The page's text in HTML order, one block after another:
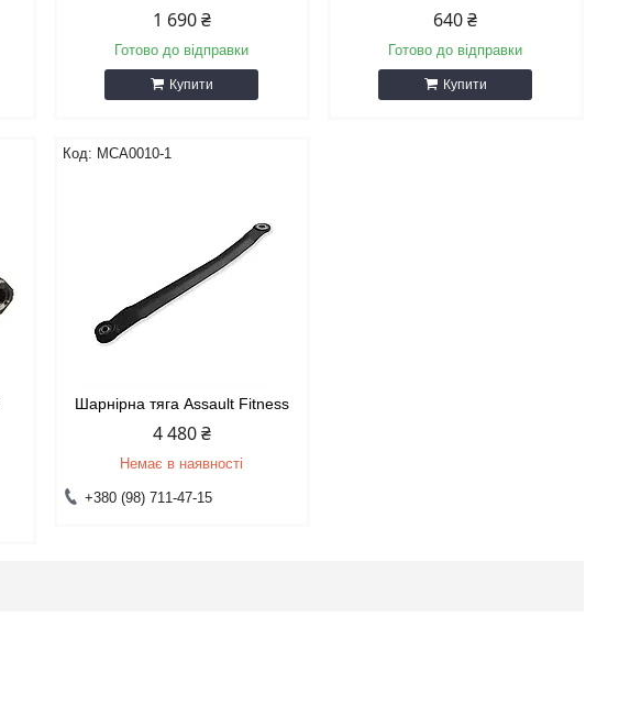
1 690 ₴
Готово до відправки
Купити
640 ₴
Готово до відправки
Купити
MCA0010-1
Шарнірна тяга Assault Fitness
4 480 ₴
Немає в наявності
+380 (98) 711-47-15